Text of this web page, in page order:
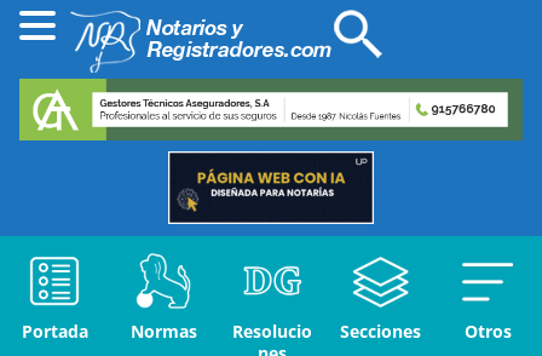
Portada Normas
Resolucio
Secciones Otros